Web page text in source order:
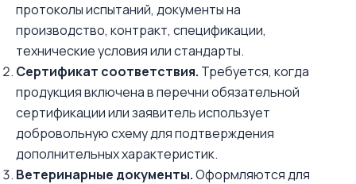
протоколы испытаний, документы на
производство, контракт, спецификации,
технические условия или стандарты.
Сертификат соответствия. Требуется, когда
продукция включена в перечни обязательной
сертификации или заявитель использует
добровольную схему для подтверждения
дополнительных характеристик.
Ветеринарные документы.Оформляются для